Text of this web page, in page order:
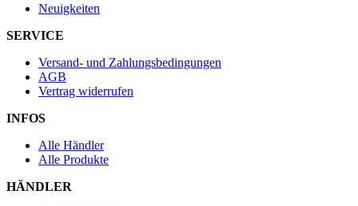
Neuigkeiten
SERVICE
Versand- und Zahlungsbedingungen
AGB
Vertrag widerrufen
INFOS
Alle Händler
Alle Produkte
HÄNDLER